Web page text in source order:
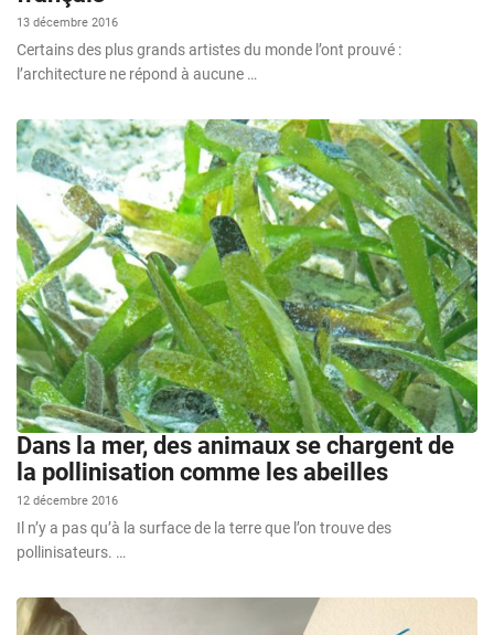
13 décembre 2016
Certains des plus grands artistes du monde l’ont prouvé :
l’architecture ne répond à aucune …
Dans la mer, des animaux se chargent de
la pollinisation comme les abeilles
12 décembre 2016
Il n’y a pas qu’à la surface de la terre que l’on trouve des
pollinisateurs. …